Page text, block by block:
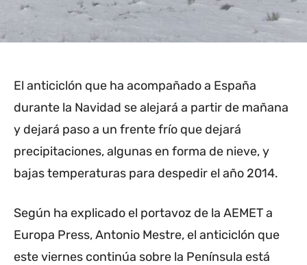
El anticiclón que ha acompañado a España
durante la Navidad se alejará a partir de mañana
y dejará paso a un frente frío que dejará
precipitaciones, algunas en forma de nieve, y
bajas temperaturas para despedir el año 2014.
Según ha explicado el portavoz de la AEMET a
Europa Press, Antonio Mestre, el anticiclón que
este viernes continúa sobre la Península está